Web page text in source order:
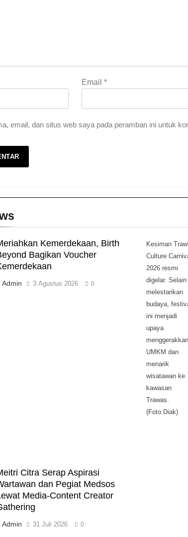
Email*
email, dan situs web saya pada peramban ini untuk
Kemerdekaan, Birth
Bagikan Voucher
Admin 3 Agustus 2026 0
Kesiman
Culture
2026 resmi
digelar. Selain
melestarikan
budaya,
ini menjadi
upaya
menggerakkan
UMKM dan
menarik
wisatawan ke
kawasan
Trawas.
(Foto:Diak)
Citra Serap Aspirasi
dan Pegiat Medsos
Media-Content Creator
Admin 31 Juli 2026 0